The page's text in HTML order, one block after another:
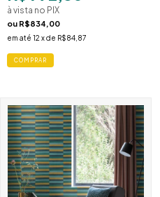
à vista no PIX
ou R$834,00
em até 12 x de R$84,87